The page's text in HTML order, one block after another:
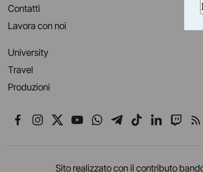
Contatti
Lavora con noi
University
Travel
Produzioni
Seguici su Facebook
Seguici su Instagram
Seguici su X
Seguici su YouTube
Seguici su
Seguici su
Seguici su
Seguici
Sito realizzato con il contributo